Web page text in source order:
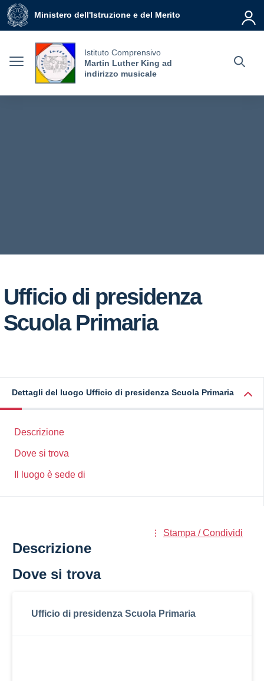
Vai ai contenuti
Vai al menu di navigazione
Vai al footer
Ministero dell'Istruzione e del Merito
Istituto Comprensivo
Martin Luther King ad
indirizzo musicale
Ufficio di presidenza
Scuola Primaria
Dettagli del luogo Ufficio di presidenza Scuola Primaria
Descrizione
Dove si trova
Il luogo è sede di
Stampa / Condividi
Descrizione
Dove si trova
Ufficio di presidenza Scuola Primaria